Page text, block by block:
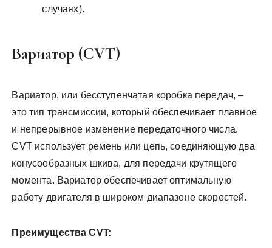
случаях).
Вариатор (CVT)
Вариатор, или бесступенчатая коробка передач, –
это тип трансмиссии, который обеспечивает плавное
и непрерывное изменение передаточного числа.
CVT использует ремень или цепь, соединяющую два
конусообразных шкива, для передачи крутящего
момента. Вариатор обеспечивает оптимальную
работу двигателя в широком диапазоне скоростей.
Преимущества CVT: